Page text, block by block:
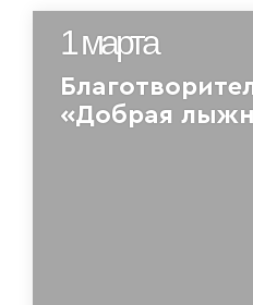
1 марта
«Добрая